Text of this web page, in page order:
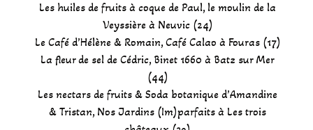
Les huiles de fruits à coque de Paul, le moulin de la
Veyssière à Neuvic (24)
Le Café d’Hélène & Romain, Café Calao à Fouras (17)
La fleur de sel de Cédric, Binet 1660 à Batz sur Mer
(44)
Les nectars de fruits & Soda botanique d’Amandine
& Tristan, Nos Jardins (Im)parfaits à Les trois